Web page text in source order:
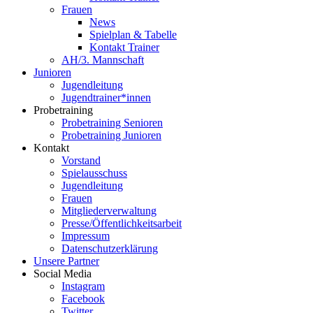
Frauen
News
Spielplan & Tabelle
Kontakt Trainer
AH/3. Mannschaft
Junioren
Jugendleitung
Jugendtrainer*innen
Probetraining
Probetraining Senioren
Probetraining Junioren
Kontakt
Vorstand
Spielausschuss
Jugendleitung
Frauen
Mitgliederverwaltung
Presse/Öffentlichkeitsarbeit
Impressum
Datenschutzerklärung
Unsere Partner
Social Media
Instagram
Facebook